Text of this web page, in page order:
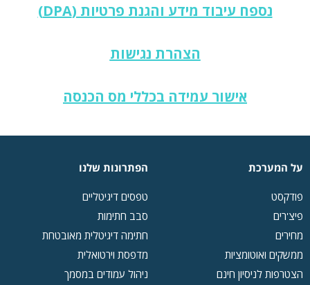
נספח עיבוד מידע והגנת פרטיות (DPA)
הצהרת נגישות
אישור עמידה בכללי מס הכנסה
על המערכת
פודקסט
פיצ'רים
מחירים
ממשקים ואוטומציות
הצטרפות לניסיון חינם
הפתרונות שלנו
טפסים דיגיטליים
סבב חתימות
חתימה דיגיטלית מאובטחת
מדפסת וירטואלית
ניהול עמודים במסמך